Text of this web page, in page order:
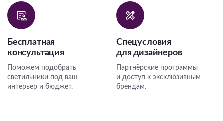
Бесплатная
консультация
Поможем подобрать
светильники под ваш
интерьер и бюджет.
Спецусловия
для дизайнеров
Партнёрские программы
и доступ к эксклюзивным
брендам.